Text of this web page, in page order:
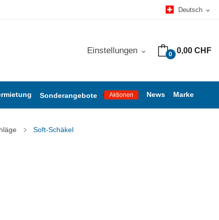
Deutsch expand_more
0 0,00 CHF
Einstellungen expand_more
Sonderangebote Aktionen News Marke
Soft-Schäkel